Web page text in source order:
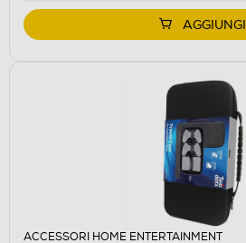
AGGIUNGI
ACCESSORI HOME ENTERTAINMENT